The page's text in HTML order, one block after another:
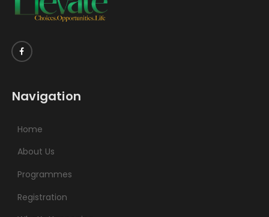
Navigation
Home
About Us
Programmes
Registration